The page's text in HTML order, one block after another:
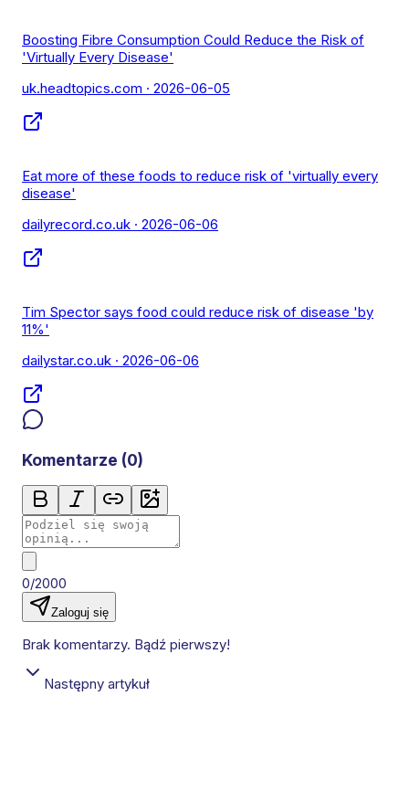
Boosting Fibre Consumption Could Reduce the Risk of
'Virtually Every Disease'
uk.headtopics.com · 2026-06-05
Eat more of these foods to reduce risk of 'virtually every
disease'
dailyrecord.co.uk · 2026-06-06
Tim Spector says food could reduce risk of disease 'by
11%'
dailystar.co.uk · 2026-06-06
Komentarze (0)
0/2000
Zaloguj się
Brak komentarzy. Bądź pierwszy!
Następny artykuł